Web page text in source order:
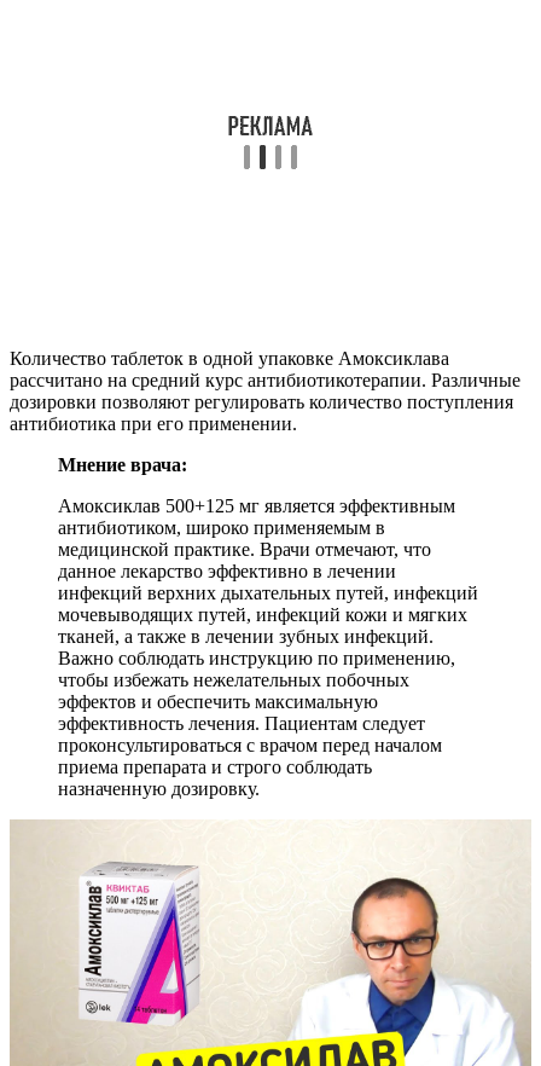
Количество таблеток в одной упаковке Амоксиклава
рассчитано на средний курс антибиотикотерапии. Различные
дозировки позволяют регулировать количество поступления
антибиотика при его применении.
Мнение врача:
Амоксиклав 500+125 мг является эффективным
антибиотиком, широко применяемым в
медицинской практике. Врачи отмечают, что
данное лекарство эффективно в лечении
инфекций верхних дыхательных путей, инфекций
мочевыводящих путей, инфекций кожи и мягких
тканей, а также в лечении зубных инфекций.
Важно соблюдать инструкцию по применению,
чтобы избежать нежелательных побочных
эффектов и обеспечить максимальную
эффективность лечения. Пациентам следует
проконсультироваться с врачом перед началом
приема препарата и строго соблюдать
назначенную дозировку.